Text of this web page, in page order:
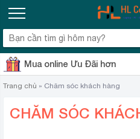
Mua online Ưu Đãi hơn
Trang chủ » Chăm sóc khách hàng
CHĂM SÓC